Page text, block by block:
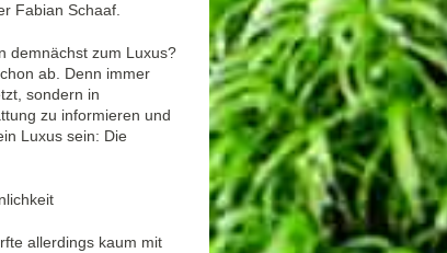
Fabian Schaaf.
demnächst zum Luxus?
ab. Denn immer
sondern in
zu informieren und
Luxus sein: Die
allerdings kaum mit